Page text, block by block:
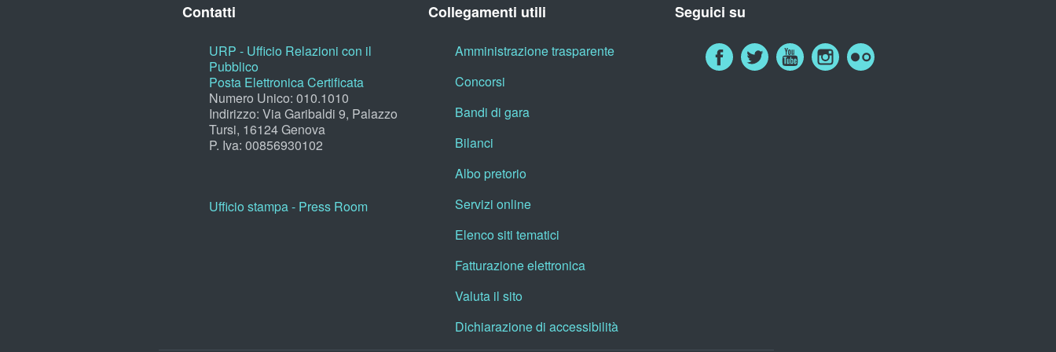
Contatti
URP - Ufficio Relazioni con il
Pubblico
Posta Elettronica Certificata
Numero Unico: 010.1010
Indirizzo: Via Garibaldi 9, Palazzo
Tursi, 16124 Genova
P. Iva: 00856930102
Ufficio stampa - Press Room
Collegamenti utili
Amministrazione trasparente
Concorsi
Bandi di gara
Bilanci
Albo pretorio
Servizi online
Elenco siti tematici
Fatturazione elettronica
Valuta il sito
Dichiarazione di accessibilità
Seguici su